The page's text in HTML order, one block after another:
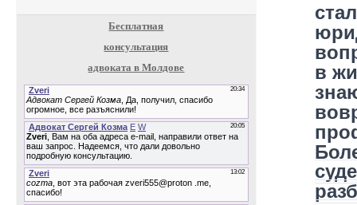
Бесплатная
консультация
адвоката в Молдове
в